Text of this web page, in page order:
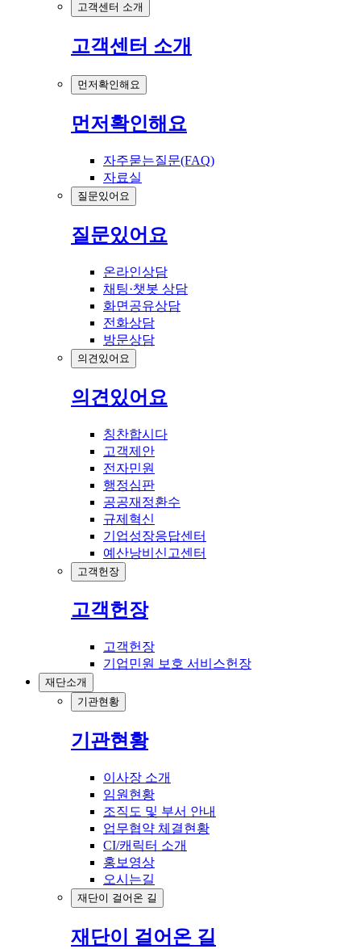
고객센터 소개
고객센터 소개
먼저확인해요
먼저확인해요
자주묻는질문(FAQ)
자료실
질문있어요
질문있어요
온라인상담
채팅·챗봇 상담
화면공유상담
전화상담
방문상담
의견있어요
의견있어요
칭찬합시다
고객제안
전자민원
행정심판
공공재정환수
규제혁신
기업성장응답센터
예산낭비신고센터
고객헌장
고객헌장
고객헌장
기업민원 보호 서비스헌장
재단소개
기관현황
기관현황
이사장 소개
임원현황
조직도 및 부서 안내
업무협약 체결현황
CI/캐릭터 소개
홍보영상
오시는길
재단이 걸어온 길
재단이 걸어온 길